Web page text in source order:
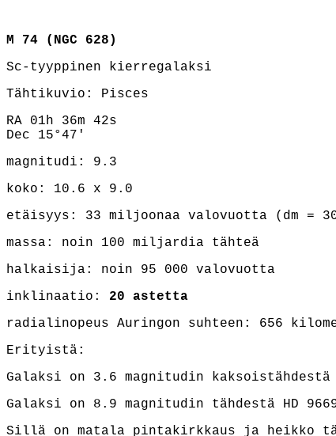
M 74 (NGC 628)
Sc-tyyppinen kierregalaksi
Tähtikuvio: Pisces
RA 01h 36m 42s
Dec 15°47'
magnitudi: 9.3
koko: 10.6 x 9.0
etäisyys: 33 miljoonaa valovuotta (dm =
massa: noin 100 miljardia tähteä
halkaisija: noin 95 000 valovuotta
inklinaatio: 20 astetta
radialinopeus Auringon suhteen: 656
Erityistä:
Galaksi on 3.6 magnitudin kaksoistähdestä
Galaksi on 8.9 magnitudin tähdestä HD
Sillä on matala pintakirkkaus ja heikko